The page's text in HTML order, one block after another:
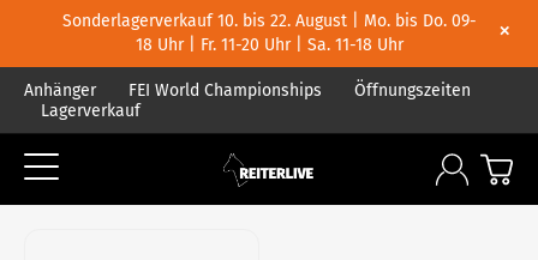
Sonderlagerverkauf 10. bis 22. August | Mo. bis Do. 09-
18 Uhr | Fr. 11-20 Uhr | Sa. 11-18 Uhr
×
Anhänger FEI World Championships
Öffnungszeiten
Lagerverkauf